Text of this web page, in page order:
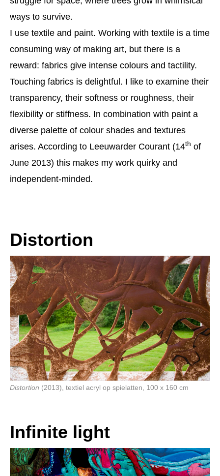
ways to survive.
I use textile and paint. Working with textile is a time
consuming way of making art, but there is a
reward: fabrics give intense colours and tactility.
Touching fabrics is delightful. I like to examine their
transparency, their softness or roughness, their
flexibility or stiffness. In combination with paint a
diverse palette of colour shades and textures
arises. According to Leeuwarder Courant (14th of
June 2013) this makes my work quirky and
independent-minded.
Distortion
Distortion (2013), textiel acryl op spielatten, 100 x 160 cm
Infinite light